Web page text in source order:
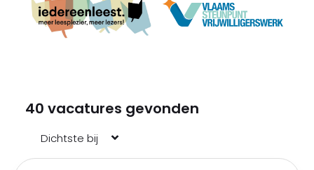
40 vacatures gevonden